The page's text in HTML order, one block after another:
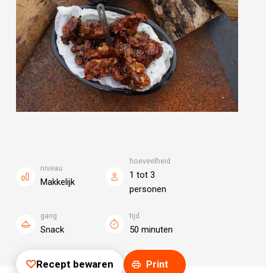
niveau
Makkelijk
hoeveelheid
1 tot 3
personen
gang
Snack
tijd
50 minuten
Recept bewaren Print